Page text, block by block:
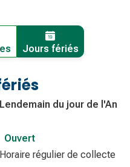
Jours fériés
Lendemain du jour de l'An
Ouvert
Horaire régulier de collecte